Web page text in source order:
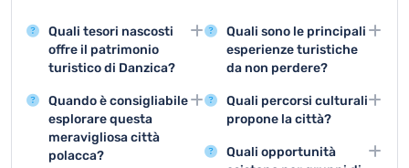
Quali tesori nascosti
offre il patrimonio
turistico di Danzica?
Danzica vanta attrazioni
straordinarie come la
Città Vecchia con la
Strada Reale, il
Quando è consigliabile
esplorare questa
meravigliosa città
polacca?
Quali sono le principali
esperienze turistiche
da non perdere?
Visitare la Città Vecchia,
esplorare il Cantiere
Navale e fare un tour dei
musei storici
Quali percorsi culturali
propone la città?
Danzica offre numerosi
musei, gallerie d'arte e
Quali opportunità